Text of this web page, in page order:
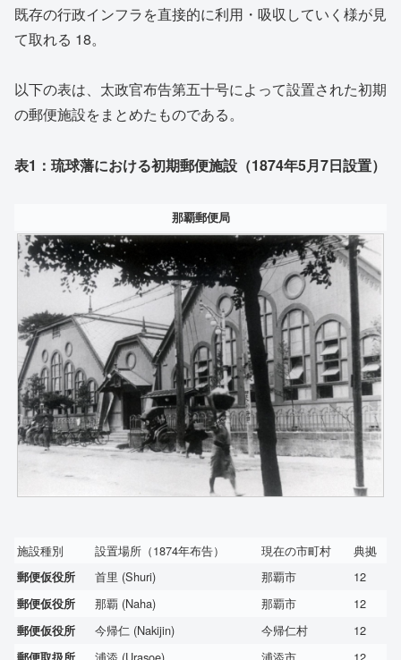
既存の行政インフラを直接的に利用・吸収していく様が見
て取れる 18。
以下の表は、太政官布告第五十号によって設置された初期
の郵便施設をまとめたものである。
表1：琉球藩における初期郵便施設（1874年5月7日設置）
那覇郵便局
施設種別 設置場所（1874年布告） 現在の市町村 典拠
郵便仮役所 首里 (Shuri) 那覇市 12
郵便仮役所 那覇 (Naha) 那覇市 12
郵便仮役所 今帰仁 (Nakijin) 今帰仁村 12